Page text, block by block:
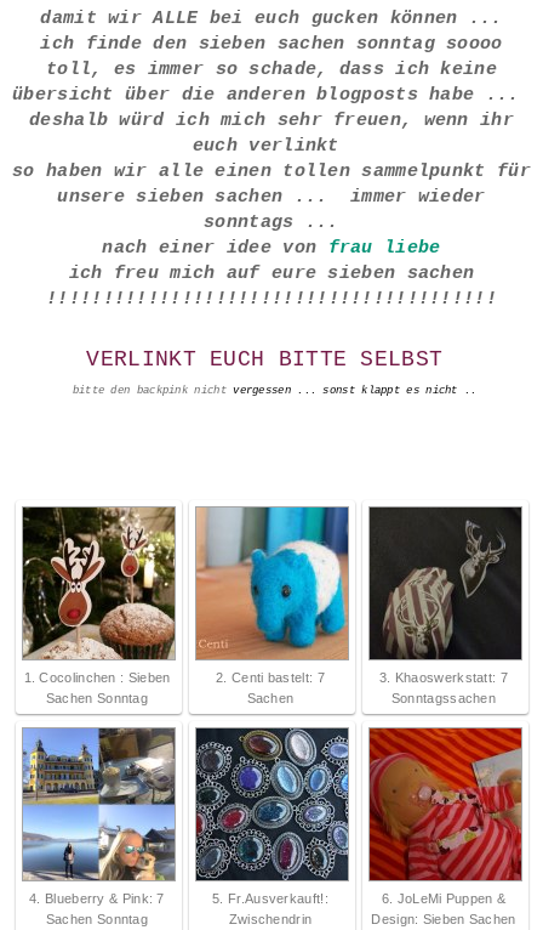
damit wir ALLE bei euch gucken können ...
ich finde den sieben sachen sonntag soooo
toll, es immer so schade, dass ich keine
übersicht über die anderen blogposts habe ...
deshalb würd ich mich sehr freuen, wenn ihr
euch verlinkt
so haben wir alle einen tollen sammelpunkt für
unsere sieben sachen ... immer wieder
sonntags ...
nach einer idee von frau liebe
ich freu mich auf eure sieben sachen
!!!!!!!!!!!!!!!!!!!!!!!!!!!!!!!!!!!!!!!!
VERLINKT EUCH BITTE SELBST
bitte den backpink nicht vergessen... sonst klappt es nicht ..
1. Cocolinchen : Sieben
Sachen Sonntag
2. Centi bastelt: 7
Sachen
3. Khaoswerkstatt: 7
Sonntagssachen
4. Blueberry & Pink: 7
Sachen Sonntag
5. Fr.Ausverkauft!:
Zwischendrin
6. JoLeMi Puppen &
Design: Sieben Sachen